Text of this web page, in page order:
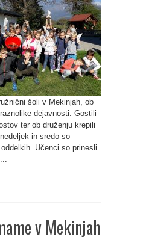
šoli v Mekinjah, ob
dejavnosti. Gostili
ter ob druženju krepili
in sredo so
Učenci so prinesli
v Mekinjah